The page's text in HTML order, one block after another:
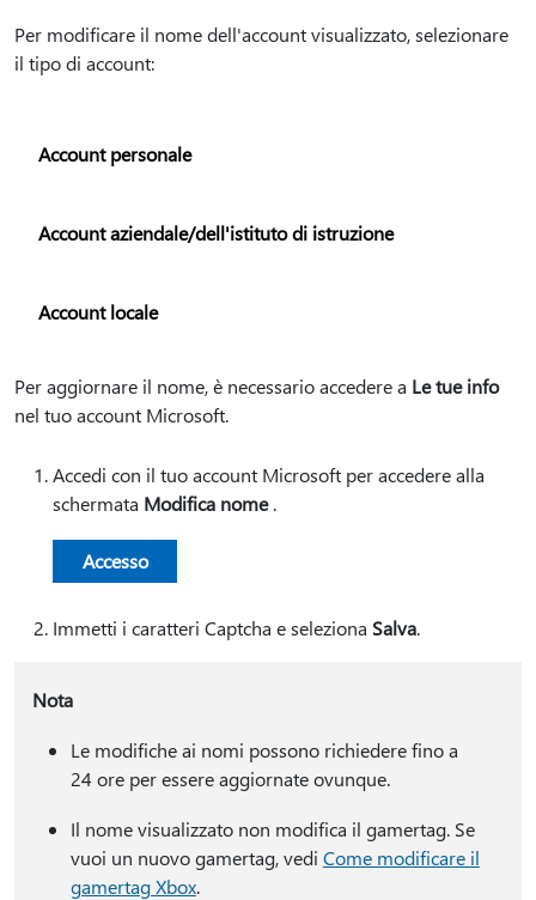
Per modificare il nome dell'account visualizzato, selezionare
il tipo di account:
Account personale
Account aziendale/dell'istituto di istruzione
Account locale
Per aggiornare il nome, è necessario accedere a Le tue info
nel tuo account Microsoft.
Accedi con il tuo account Microsoft per accedere alla
schermata Modifica nome.
Accesso
Immetti i caratteri Captcha e seleziona Salva.
Nota
Le modifiche ai nomi possono richiedere fino a
24 ore per essere aggiornate ovunque.
Il nome visualizzato non modifica il gamertag. Se
vuoi un nuovo gamertag, vedi Come modificare il
gamertag Xbox.